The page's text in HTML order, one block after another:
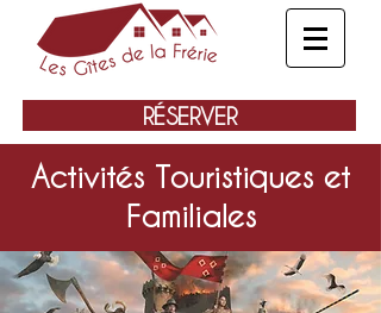
RÉSERVER
Activités Touristiques et
Familiales